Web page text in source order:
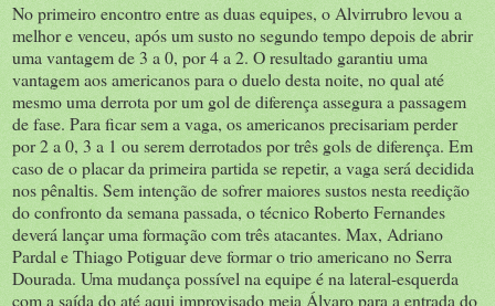
No primeiro encontro entre as duas equipes, o Alvirrubro levou a
melhor e venceu, após um susto no segundo tempo depois de abrir
uma vantagem de 3 a 0, por 4 a 2. O resultado garantiu uma
vantagem aos americanos para o duelo desta noite, no qual até
mesmo uma derrota por um gol de diferença assegura a passagem
de fase. Para ficar sem a vaga, os americanos precisariam perder
por 2 a 0, 3 a 1 ou serem derrotados por três gols de diferença. Em
caso de o placar da primeira partida se repetir, a vaga será decidida
nos pênaltis. Sem intenção de sofrer maiores sustos nesta reedição
do confronto da semana passada, o técnico Roberto Fernandes
deverá lançar uma formação com três atacantes. Max, Adriano
Pardal e Thiago Potiguar deve formar o trio americano no Serra
Dourada. Uma mudança possível na equipe é na lateral-esquerda
com a saída do até aqui improvisado meia Álvaro para a entrada do